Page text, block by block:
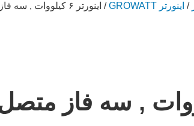
/ اینورتر GROWATT / اینورتر ۶ کیلووات , سه فاز متصل به شبکه مدل MIN6000TL-X برند GROWATT